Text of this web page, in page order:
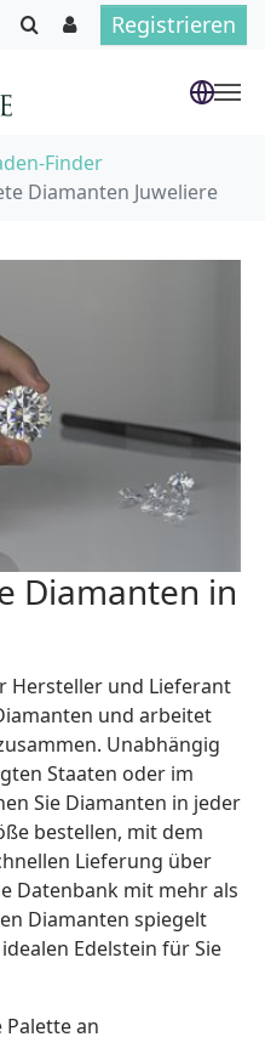
Registrieren
Finder
Diamanten Juweliere
Diamanten in
Hersteller und Lieferant
und arbeitet
Unabhängig
Staaten oder im
Sie Diamanten in jeder
bestellen, mit dem
Lieferung über
Datenbank mit mehr als
Diamanten spiegelt
Edelstein für Sie
an